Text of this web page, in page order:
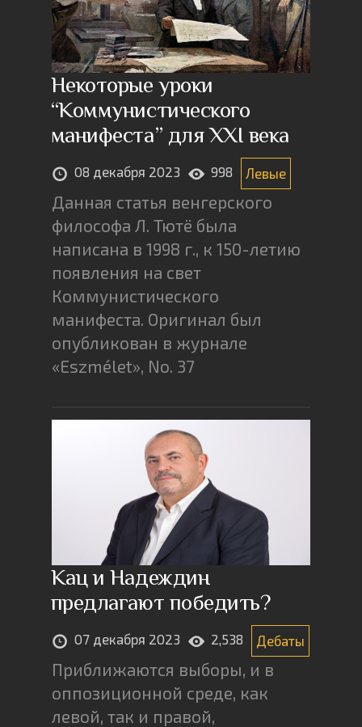
Некоторые уроки
“Коммунистического
манифеста” для XXI века
08 декабря 2023 998 Левые
Данная статья венгерского
философа Л. Тютё была
написана в 1998 г., к 150-летию
появления на свет
Коммунистического
манифеста. Оригинал был
опубликован в журнале
«Eszmélet», No. 37
Кац и Надеждин
предлагают победить?
07 декабря 2023 2,538 Дебаты
Приближаются выборы, и в
оппозиционной среде, как
левой, так и правой,